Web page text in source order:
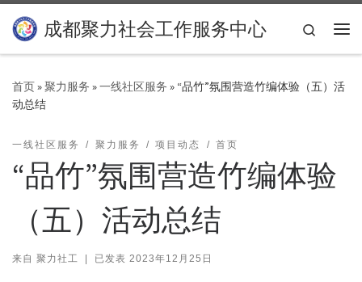
Skip to content
成都聚力社会工作服务中心
Search
首页»聚力服务 »一线社区服务 » “品竹”氛围营造竹编体验（五）活
动总结
一线社区服务 聚力服务 项目动态 首页
“品竹”氛围营造竹编体验
（五）活动总结
来自 聚力社工 | 已发表 2023年12月25日